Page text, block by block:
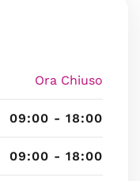
Ora Chiuso
09:00 - 18:00
09:00 - 18:00